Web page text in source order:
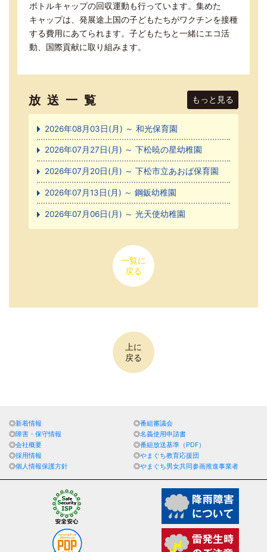
ボトルキャップの回収運動も行っています。集めた
キャップは、発展途上国の子どもたちがワクチンを接種
する費用にあてられます。子どもたちと一緒にエコ活
動、国際貢献に取り組みます。
放送一覧 もっと見る
2026年08月03日(月) ～ 和光保育園
2026年07月27日(月) ～ 下松暁の星幼稚園
2026年07月20日(月) ～ 下松市立あおば保育園
2026年07月13日(月) ～ 鋼鈑幼稚園
2026年07月06日(月) ～ 光天使幼稚園
一覧に
戻る
上に
戻る
新着情報
番組審議会
障害・保守情報
名義使用申請書
会社概要
番組放送基準（PDF）
採用情報
やまぐち教育応援団
個人情報保護方針
やまぐち男女共同参画推進事業者